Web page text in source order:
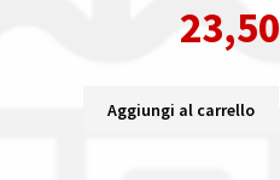
23,50
Aggiungi al carrello